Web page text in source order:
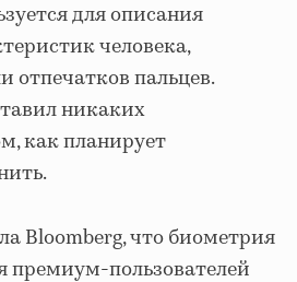
для описания
человека,
отпечатков пальцев.
никаких
как планирует
Bloomberg, что биометрия
премиум-пользователей